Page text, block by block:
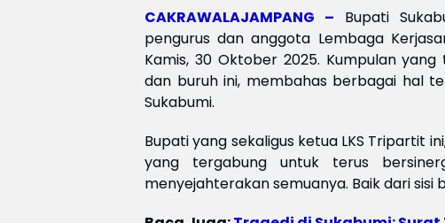
CAKRAWALAJAMPANG – Bupati
pengurus dan anggota Lembaga
Kamis, 30 Oktober 2025. Kumpulan
dan buruh ini, membahas berbagai hal
Sukabumi.
Bupati yang sekaligus ketua LKS Tripartit
yang tergabung untuk terus
menyejahterakan semuanya. Baik dari sisi